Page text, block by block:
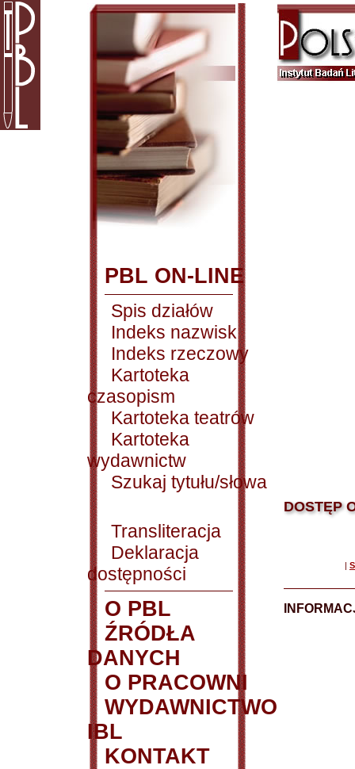
PBL ON-LINE
Spis działów
Indeks nazwisk
Indeks rzeczowy
Kartoteka
czasopism
Kartoteka teatrów
Kartoteka
wydawnictw
Szukaj tytułu/słowa
Transliteracja
Deklaracja
dostępności
O PBL
ŹRÓDŁA
DANYCH
O PRACOWNI
WYDAWNICTWO
IBL
KONTAKT
DOSTĘP
|